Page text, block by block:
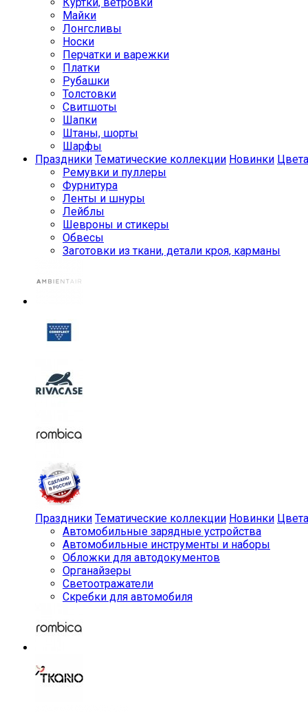
Майки
Лонгсливы
Носки
Перчатки и варежки
Платки
Рубашки
Толстовки
Свитшоты
Шапки
Штаны, шорты
Шарфы
Праздники Тематические коллекции Новинки Цвета
Ремувки и пуллеры
Фурнитура
Ленты и шнуры
Лейблы
Шевроны и стикеры
Обвесы
Заготовки из ткани, детали кроя, карманы
Праздники Тематические коллекции Новинки Цвета
Автомобильные зарядные устройства
Автомобильные инструменты и наборы
Обложки для автодокументов
Органайзеры
Светоотражатели
Скребки для автомобиля